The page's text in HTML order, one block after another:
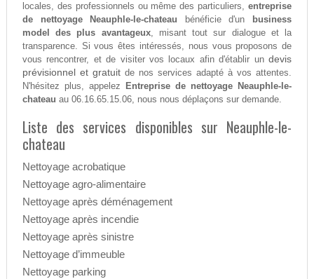
locales, des professionnels ou même des particuliers,entreprise
de nettoyage Neauphle-le-chateau bénéficie d'un
business
model des plus avantageux, misant tout sur dialogue et la
transparence. Si vous êtes intéressés, nous vous proposons de
vous rencontrer, et de visiter vos locaux afin d'établir undevis
prévisionnel et gratuitde nos services adapté à vos attentes.
N'hésitez plus, appelez
Entreprise de nettoyage Neauphle-le-
chateau au 06.16.65.15.06, nous nous déplaçons sur demande.
Liste des services disponibles sur Neauphle-le-
chateau
Nettoyage acrobatique
Nettoyage agro-alimentaire
Nettoyage après déménagement
Nettoyage après incendie
Nettoyage après sinistre
Nettoyage d’immeuble
Nettoyage parking